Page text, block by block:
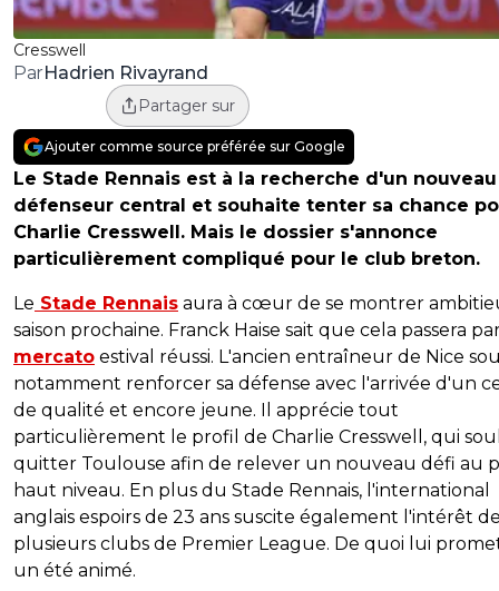
Cresswell
ParHadrien Rivayrand
Partager sur
Ajouter comme source préférée sur Google
Le Stade Rennais est à la recherche d'un nouveau
défenseur central et souhaite tenter sa chance
Charlie Cresswell. Mais le dossier s'annonce
particulièrement compliqué pour le club breton.
Le Stade Rennais aura à cœur de se montrer
saison prochaine. Franck Haise sait que cela passera
mercato estival réussi. L'ancien entraîneur de Nice
notamment renforcer sa défense avec l'arrivée d'un
de qualité et encore jeune. Il apprécie tout
particulièrement le profil de Charlie Cresswell, qui
quitter Toulouse afin de relever un nouveau défi au
haut niveau. En plus du Stade Rennais, l'international
anglais espoirs de 23 ans suscite également l'intérêt
plusieurs clubs de Premier League. De quoi lui
un été animé.